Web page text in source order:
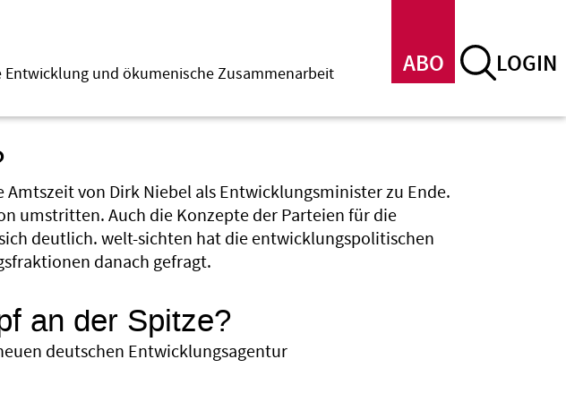
ABO LOGIN
Entwicklung und ökumenische Zusammenarbeit
von Dirk Niebel als Entwicklungsminister zu Ende.
umstritten. Auch die Konzepte der Parteien für die
deutlich. welt-sichten hat die entwicklungspolitischen
danach gefragt.
an der Spitze?
deutschen Entwicklungsagentur